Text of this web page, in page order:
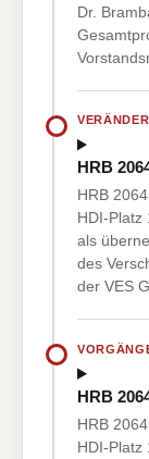
Dr.
HRB
HRB
HDI-Platz
als
des
der VES
HRB
HRB
HDI-Platz